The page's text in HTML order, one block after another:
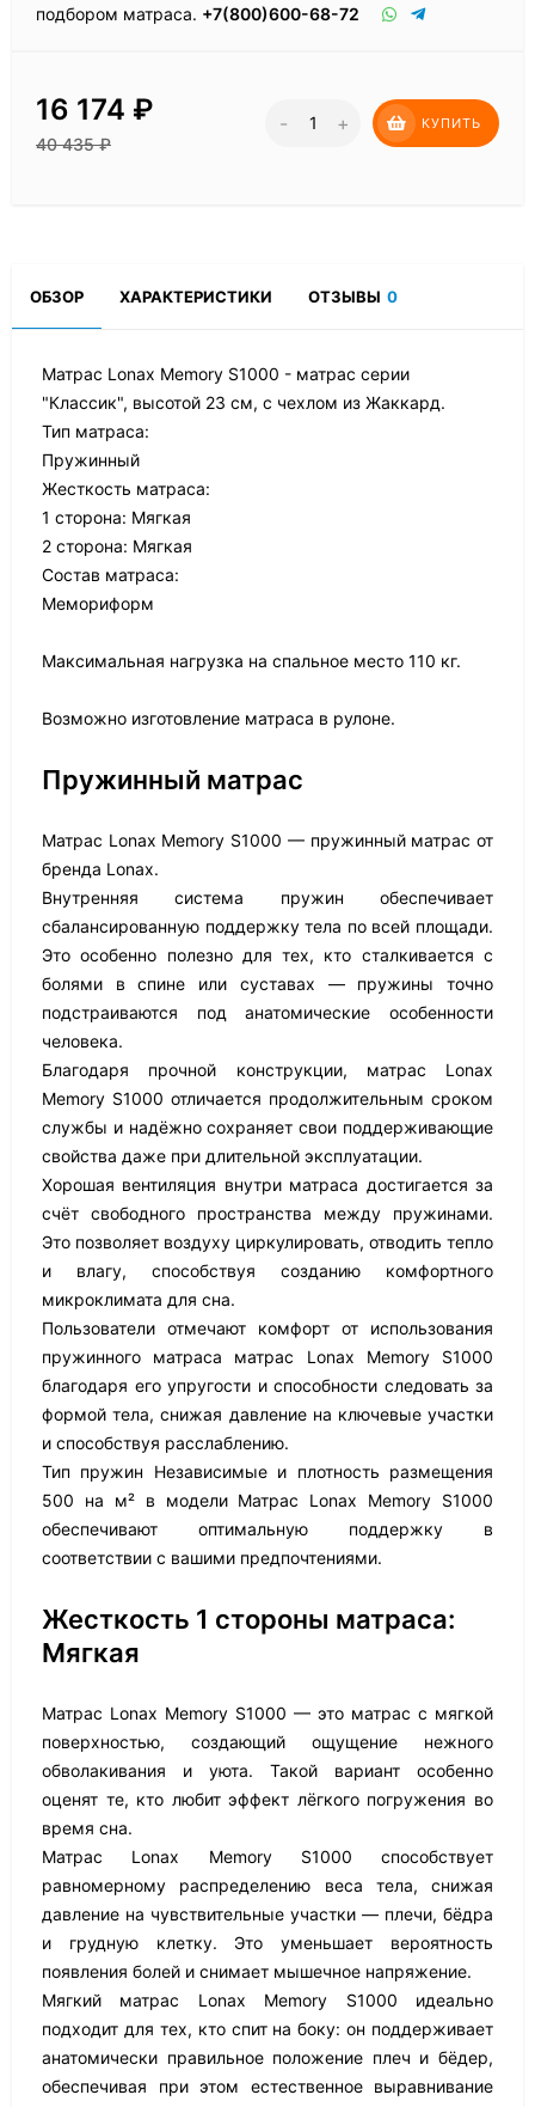
подбором матраса. +7(800)600-68-72
16 174 ₽
40 435₽
- + КУПИТЬ
ОБЗОР ХАРАКТЕРИСТИКИ ОТЗЫВЫ 0
Матрас Lonax Memory S1000 - матрас серии
"Классик", высотой 23 см, с чехлом из Жаккард.
Тип матраса:
Пружинный
Жесткость матраса:
1 сторона: Мягкая
2 сторона: Мягкая
Состав матраса:
Мемориформ
Максимальная нагрузка на спальное место 110 кг.
Возможно изготовление матраса в рулоне.
Пружинный матрас
Матрас Lonax Memory S1000 — пружинный матрас от
бренда Lonax.
Внутренняя система пружин обеспечивает
сбалансированную поддержку тела по всей площади.
Это особенно полезно для тех, кто сталкивается с
болями в спине или суставах — пружины точно
подстраиваются под анатомические особенности
человека.
Благодаря прочной конструкции, матрас Lonax
Memory S1000 отличается продолжительным сроком
службы и надёжно сохраняет свои поддерживающие
свойства даже при длительной эксплуатации.
Хорошая вентиляция внутри матраса достигается за
счёт свободного пространства между пружинами.
Это позволяет воздуху циркулировать, отводить тепло
и влагу, способствуя созданию комфортного
микроклимата для сна.
Пользователи отмечают комфорт от использования
пружинного матраса матрас Lonax Memory S1000
благодаря его упругости и способности следовать за
формой тела, снижая давление на ключевые участки
и способствуя расслаблению.
Тип пружин Независимые и плотность размещения
500 на м² в модели Матрас Lonax Memory S1000
обеспечивают оптимальную поддержку в
соответствии с вашими предпочтениями.
Жесткость 1 стороны матраса:
Мягкая
Матрас Lonax Memory S1000 — это матрас с мягкой
поверхностью, создающий ощущение нежного
обволакивания и уюта. Такой вариант особенно
оценят те, кто любит эффект лёгкого погружения во
время сна.
Матрас Lonax Memory S1000 способствует
равномерному распределению веса тела, снижая
давление на чувствительные участки — плечи, бёдра
и грудную клетку. Это уменьшает вероятность
появления болей и снимает мышечное напряжение.
Мягкий матрас Lonax Memory S1000 идеально
подходит для тех, кто спит на боку: он поддерживает
анатомически правильное положение плеч и бёдер,
обеспечивая при этом естественное выравнивание